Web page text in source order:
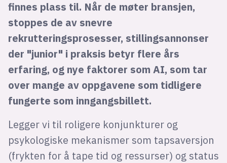
finnes plass til. Når de møter bransjen,
stoppes de av snevre
rekrutteringsprosesser, stillingsannonser
der "junior" i praksis betyr flere års
erfaring, og nye faktorer som AI, som tar
over mange av oppgavene som tidligere
fungerte som inngangsbillett.
Legger vi til roligere konjunkturer og
psykologiske mekanismer som tapsaversjon
(frykten for å tape tid og ressurser) og status